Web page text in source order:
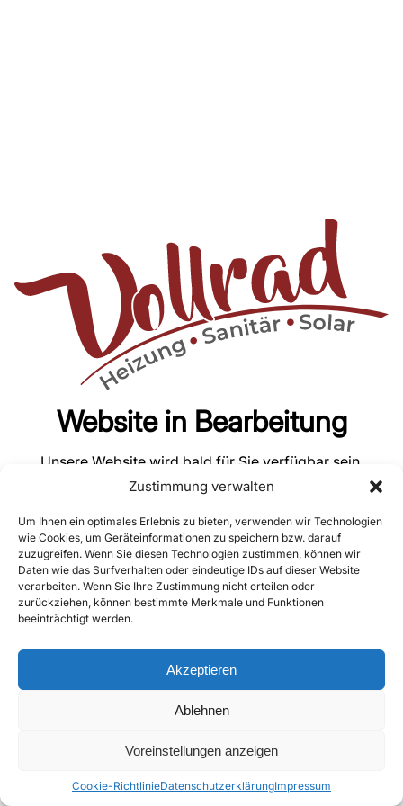
Zustimmung verwalten
Um Ihnen ein optimales Erlebnis zu bieten, verwenden wir Technologien
wie Cookies, um Geräteinformationen zu speichern bzw. darauf
zuzugreifen. Wenn Sie diesen Technologien zustimmen, können wir
Daten wie das Surfverhalten oder eindeutige IDs auf dieser Website
verarbeiten. Wenn Sie Ihre Zustimmung nicht erteilen oder
zurückziehen, können bestimmte Merkmale und Funktionen
beeinträchtigt werden.
Akzeptieren
Ablehnen
Voreinstellungen anzeigen
Cookie-RichtlinieDatenschutzerklärungImpressum
Website in Bearbeitung
Unsere Website wird bald für Sie verfügbar sein.
Sie erreichen uns wie folgt:
Mobil: 0175 1749002 Tel: 09142 8239
E-Mail: info@vollrad-heizung.de